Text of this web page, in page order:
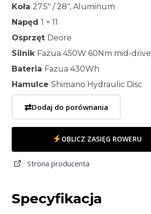
Koła 27.5″ / 28″, Aluminum
Napęd 1 × 11
Osprzęt Deore
Silnik Fazua 450W 60Nm mid-drive
Bateria Fazua 430Wh
Hamulce Shimano Hydraulic Disc
⇄Dodaj do porównania
OBLICZ ZASIĘG ROWERU
Strona producenta
Specyfikacja